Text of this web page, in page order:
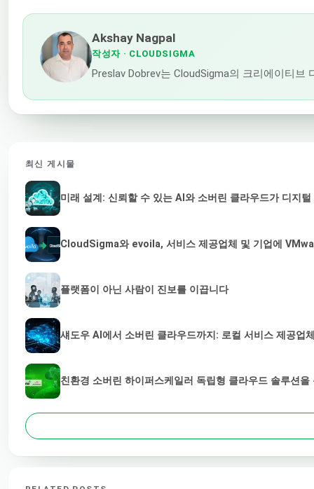
Akshay Nagpal
작성자· CLOUDSIGMA
Preslav Dobrev는 CloudSigma의 크리에이티
최신 게시물
미래 설계: 신뢰할 수 있는 AI와 소버린 클라우드가 디지
CloudSigma와 evoila, 서비스 제공업체 및 기업에
플랫폼이 아닌 사람이 진보를 이끕니다
섀도우 AI에서 소버린 클라우드까지: 로컬 서비스 제공업
친환경 소버린 하이퍼스케일러 독립형 클라우드 솔루션